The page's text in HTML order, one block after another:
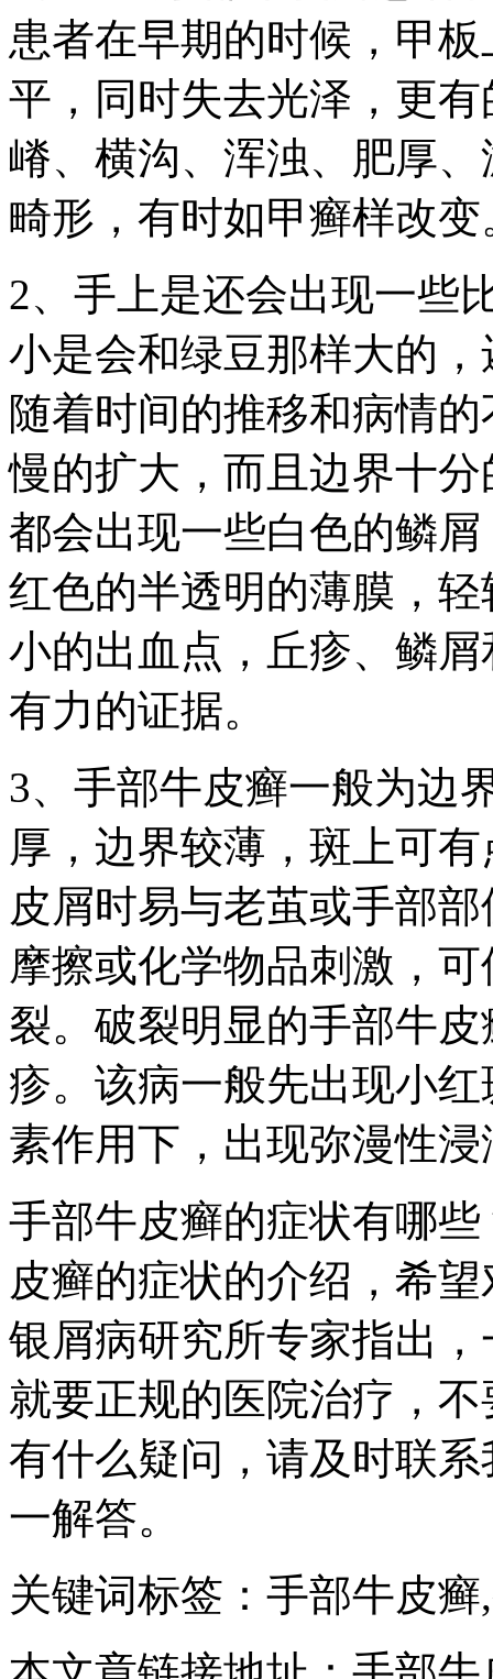
患者在早期的时候，甲
平，同时失去光泽，更
嵴、横沟、浑浊、肥厚
畸形，有时如甲癣样改变
2、手上是还会出现一些
小是会和绿豆那样大的
随着时间的推移和病情
慢的扩大，而且边界十
都会出现一些白色的鳞
红色的半透明的薄膜，
小的出血点，丘疹、鳞
有力的证据。
3、手部牛皮癣一般为边
厚，边界较薄，斑上可
皮屑时易与老茧或手部
摩擦或化学物品刺激，
裂。破裂明显的手部牛
疹。该病一般先出现小
素作用下，出现弥漫性
手部牛皮癣的症状有哪
皮癣的症状的介绍，希
银屑病研究所专家指出
就要正规的医院治疗，
有什么疑问，请及时联
一解答。
关键词标签：手部牛皮癣